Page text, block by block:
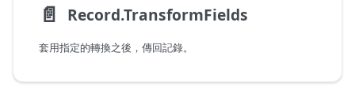
📄️ Record.TransformFields
套用指定的轉換之後，傳回記錄。